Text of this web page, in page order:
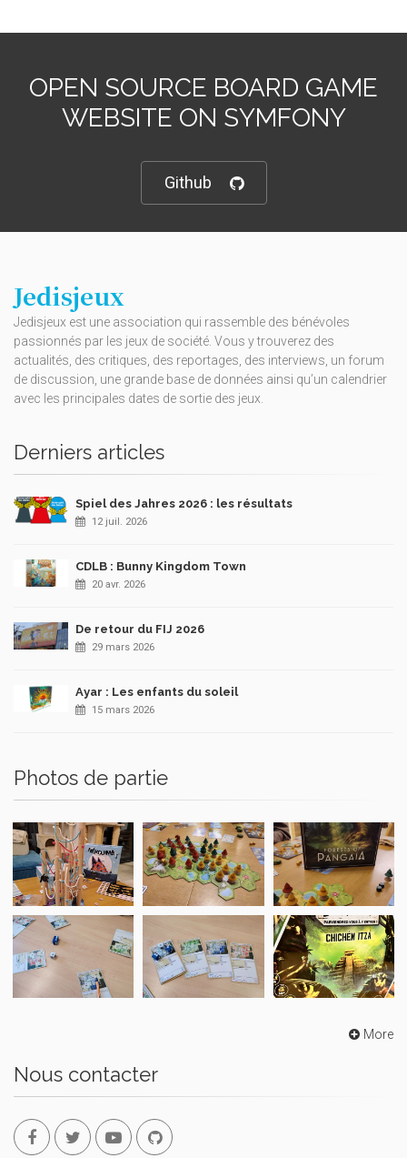
OPEN SOURCE BOARD GAME
WEBSITE ON SYMFONY
Github
Jedisjeux
Jedisjeux est une association qui rassemble des bénévoles
passionnés par les jeux de société. Vous y trouverez des
actualités, des critiques, des reportages, des interviews, un forum
de discussion, une grande base de données ainsi qu’un calendrier
avec les principales dates de sortie des jeux.
Derniers articles
Spiel des Jahres 2026 : les résultats
12 juil. 2026
CDLB : Bunny Kingdom Town
20 avr. 2026
De retour du FIJ 2026
29 mars 2026
Ayar : Les enfants du soleil
15 mars 2026
Photos de partie
More
Nous contacter